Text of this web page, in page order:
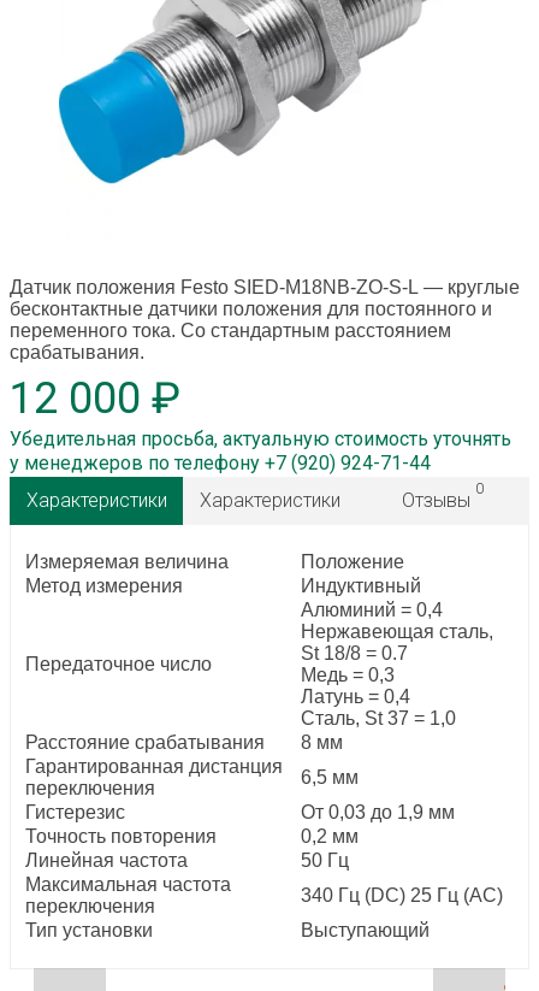
Датчик положения Festo SIED-M18NB-ZO-S-L — круглые
бесконтактные датчики положения для постоянного и
переменного тока. Со стандартным расстоянием
срабатывания.
12 000 ₽
Убедительная просьба, актуальную стоимость уточнять
у менеджеров по телефону +7 (920) 924-71-44
Характеристики
Характеристики Отзывы
0
Измеряемая величина
Положение
Метод измерения
Индуктивный
Передаточное число
Алюминий = 0,4
Нержавеющая сталь,
St 18/8 = 0.7
Медь = 0,3
Латунь = 0,4
Сталь, St 37 = 1,0
Расстояние срабатывания
8 мм
Гарантированная дистанция
переключения
6,5 мм
Гистерезис
От 0,03 до 1,9 мм
Точность повторения
0,2 мм
Линейная частота
50 Гц
Максимальная частота
переключения
340 Гц (DC) 25 Гц (AC)
Тип установки
Выступающий